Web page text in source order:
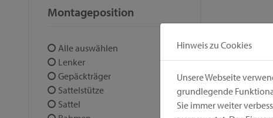
Montageposition
Alle auswählen
Lenker
Gepäckträger
Sattelstütze
Sattel
Hinweis zu Cookies
Unsere Webseite
grundlegende
Sie immer weiter